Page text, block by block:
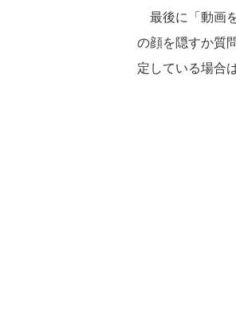
最後に「動画
の顔を隠すか質
定している場合